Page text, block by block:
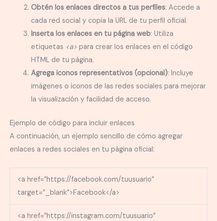
Obtén los enlaces directos a tus perfiles: Accede a
cada red social y copia la URL de tu perfil oficial.
Inserta los enlaces en tu página web: Utiliza
etiquetas <a> para crear los enlaces en el código
HTML de tu página.
Agrega iconos representativos (opcional): Incluye
imágenes o iconos de las redes sociales para mejorar
la visualización y facilidad de acceso.
Ejemplo de código para incluir enlaces
A continuación, un ejemplo sencillo de cómo agregar
enlaces a redes sociales en tu página oficial:
<a href=”https://facebook.com/tuusuario”
target=”_blank”>Facebook</a>
<a href=”https://instagram.com/tuusuario”